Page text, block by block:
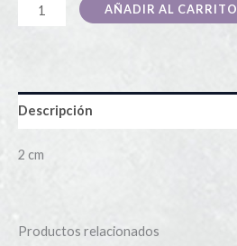
AÑADIR AL CARRITO
Descripción
2 cm
Productos relacionados